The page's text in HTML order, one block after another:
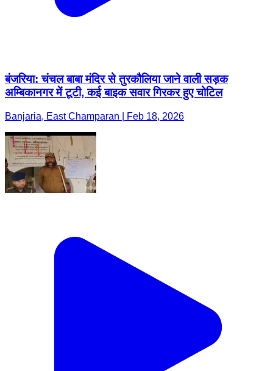
बंजरिया: चंचल बाबा मंदिर से तुरकौलिया जाने वाली सड़क
अम्बिकानगर में टूटी, कई बाइक सवार गिरकर हुए चोटिल
Banjaria, East Champaran | Feb 18, 2026